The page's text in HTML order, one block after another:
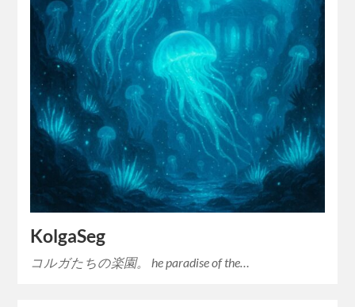
KolgaSeg
コルガたちの楽園。 he paradise of the…